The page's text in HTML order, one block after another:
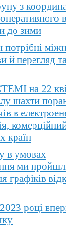
з
до зими
потрібні
й перегляд
на 22
шахти
в
країн
в умовах
ми
графіків
році